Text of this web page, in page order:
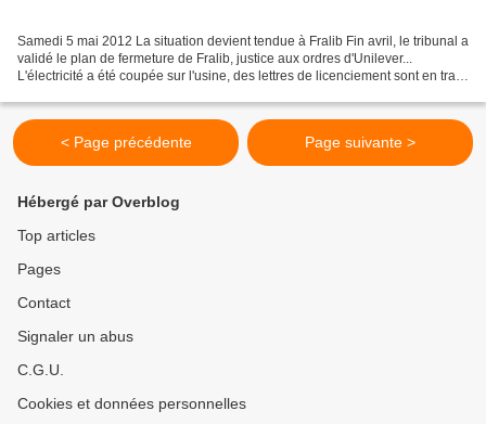
Samedi 5 mai 2012 La situation devient tendue à Fralib Fin avril, le tribunal a
validé le plan de fermeture de Fralib, justice aux ordres d'Unilever...
L'électricité a été coupée sur l'usine, des lettres de licenciement sont en train
< Page précédente Page suivante >
Hébergé par Overblog
Top articles
Pages
Contact
Signaler un abus
C.G.U.
Cookies et données personnelles